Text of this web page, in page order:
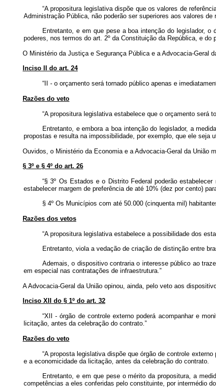
“A propositura legislativa dispõe que os valores de
Administração Pública, não poderão ser superiores aos valores de
Entretanto, e em que pese a boa intenção do legislador,
poderes, nos termos do art. 2º da Constituição da República, e
O Ministério da Justiça e Segurança Pública e a Advocacia-Geral
Inciso II do art. 24
“II - o orçamento será tornado público apenas e
Razões do veto
“A propositura legislativa estabelece que o orçamento será
Entretanto, e embora a boa intenção do legislador, a
propostas e resulta na impossibilidade, por exemplo, que ele seja
Ouvidos, o Ministério da Economia e a Advocacia-Geral da União
§ 3º e § 4º do art. 26
“§ 3º Os Estados e o Distrito Federal poderão
estabelecer margem de preferência de até 10% (dez por cento)
§ 4º Os Municípios com até 50.000 (cinquenta mil)
Razões dos vetos
“A propositura legislativa estabelece a possibilidade dos
Entretanto, viola a vedação de criação de distinção entre
Ademais, o dispositivo contraria o interesse público ao
em especial nas contratações de infraestrutura.”
A Advocacia-Geral da União opinou, ainda, pelo veto aos
Inciso XII do § 1º do art. 32
“XII - órgão de controle externo poderá acompanhar e
licitação, antes da celebração do contrato.”
Razões do veto
“A proposta legislativa dispõe que órgão de controle
e a economicidade da licitação, antes da celebração do contrato.
Entretanto, e em que pese o mérito da propositura, a
competências a eles conferidas pelo constituinte, por intermédio